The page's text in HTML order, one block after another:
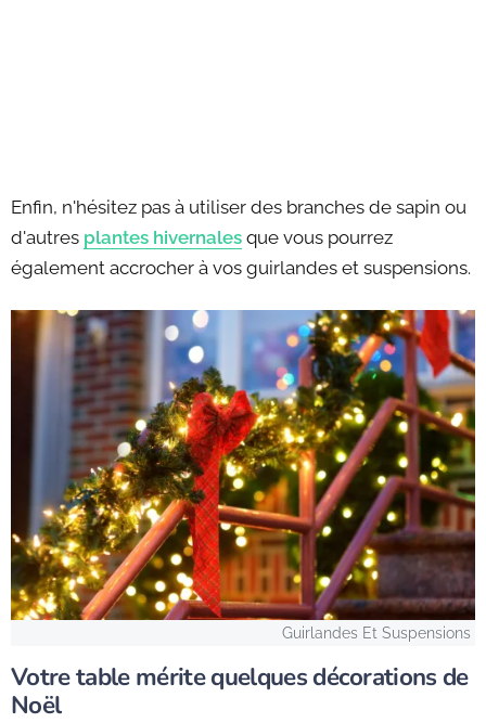
Enfin, n'hésitez pas à utiliser des branches de sapin ou
d'autres plantes hivernales que vous pourrez
également accrocher à vos guirlandes et suspensions.
Guirlandes Et Suspensions
Votre table mérite quelques décorations de
Noël